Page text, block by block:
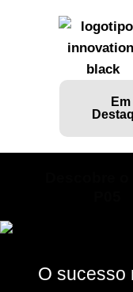
Em
O sucesso